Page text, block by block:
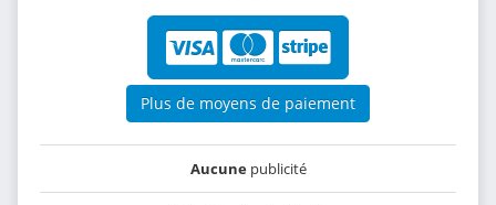
Plus de moyens de paiement
Aucunepublicité